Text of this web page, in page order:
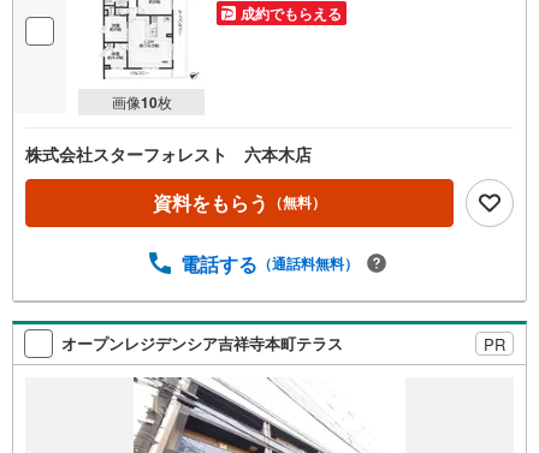
画像10枚
成約でもらえる
株式会社スターフォレスト 六本木店
資料をもらう （無料）
電話する （通話料無料）
オープンレジデンシア吉祥寺本町テラス PR